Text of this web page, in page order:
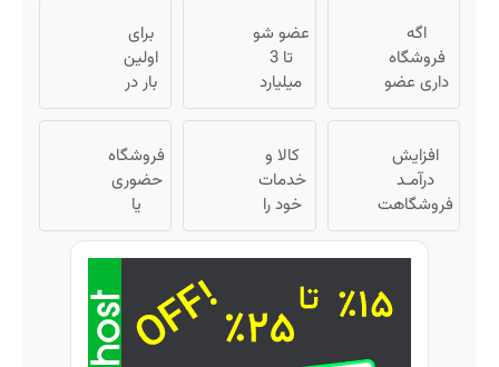
داره، چرا
دردش
رو داری
تحمل
فروشگاهت
رو ثبت کن
اگه
فروشگاه
داری عضو
فروشندگان
شو 3
میلیارد وام
بگیر
عضو شو
تا 3
میلیارد
وام بگیر
فروشگاه
ها »
برای
اولین
بار در
ایران
این
دکتر
کرم
ترمیم
کننده
ساخت!
افزایش
درآمـد
فروشگاهت
رو تضمین
کن «
رو ثبت کن
کالا و
خدمات
خود را
به
صورت
بفروشید
فروشگاه
حضوری
یا
اینترنتی
داری؟
محصول
و
خدماتت